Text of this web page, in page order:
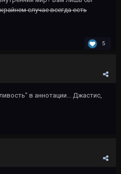
случае всегда есть
5
в аннотации... Джастис,